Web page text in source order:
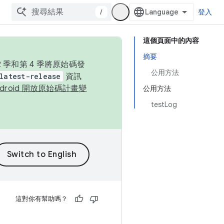
/ 登入
這個頁面中的內容
摘要
公用方法
公用方法
testLog
和第 4 季將原始碼發
release
資訊
開放原始碼計畫變
這對你有幫助嗎？